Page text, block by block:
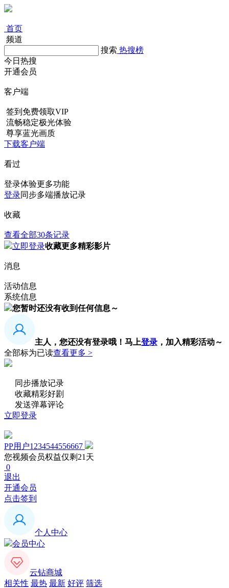
首页
频道
搜索 热搜榜
今日热搜
开通会员
客户端
签到免费领取VIP
流畅稳定极光体验
尊享蓝光画质
下载客户端
看过
登录体验更多功能
登录同步多端播放记录
收藏
查看全部30条记录
立即登录收藏更多精彩影片
消息
活动信息
系统信息
您暂时还没有收到任何信息～
主人，您还没有登录哦！ 马上登录 ，加入精彩活动～
全部标为已读查看更多 >
同步播放记录
收藏精彩好剧
发送弹幕评论
立即登录
PP用户1234544556667
您视频会员权益仅剩21天
0
退出
开通会员
点击签到
个人中心
会员中心
云钻商城
相关性 最热 最新 好评 筛选